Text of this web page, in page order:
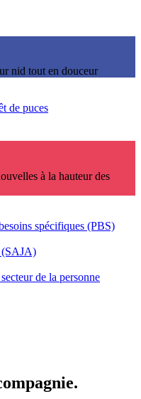
nid tout en douceur
de puces
à la hauteur des
spécifiques (PBS)
(SAJA)
de la personne
pagnie.